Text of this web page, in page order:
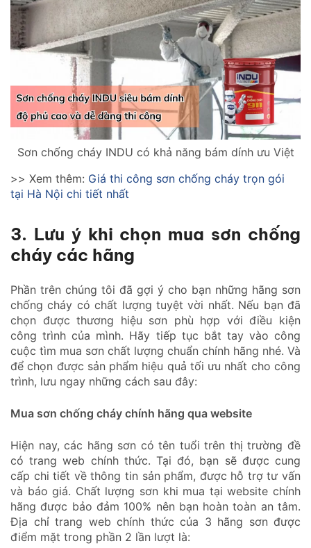
Sơn chống cháy INDU có khả năng bám dính ưu Việt
>> Xem thêm: Giá thi công sơn chống cháy trọn gói
tại Hà Nội chi tiết nhất
3. Lưu ý khi chọn mua sơn chống
cháy các hãng
Phần trên chúng tôi đã gợi ý cho bạn những hãng sơn
chống cháy có chất lượng tuyệt vời nhất. Nếu bạn đã
chọn được thương hiệu sơn phù hợp với điều kiện
công trình của mình. Hãy tiếp tục bắt tay vào công
cuộc tìm mua sơn chất lượng chuẩn chính hãng nhé. Và
để chọn được sản phẩm hiệu quả tối ưu nhất cho công
trình, lưu ngay những cách sau đây:
Mua sơn chống cháy chính hãng qua website
Hiện nay, các hãng sơn có tên tuổi trên thị trường đề
có trang web chính thức. Tại đó, bạn sẽ được cung
cấp chi tiết về thông tin sản phẩm, được hỗ trợ tư vấn
và báo giá. Chất lượng sơn khi mua tại website chính
hãng được bảo đảm 100% nên bạn hoàn toàn an tâm.
Địa chỉ trang web chính thức của 3 hãng sơn được
điểm mặt trong phần 2 lần lượt là: